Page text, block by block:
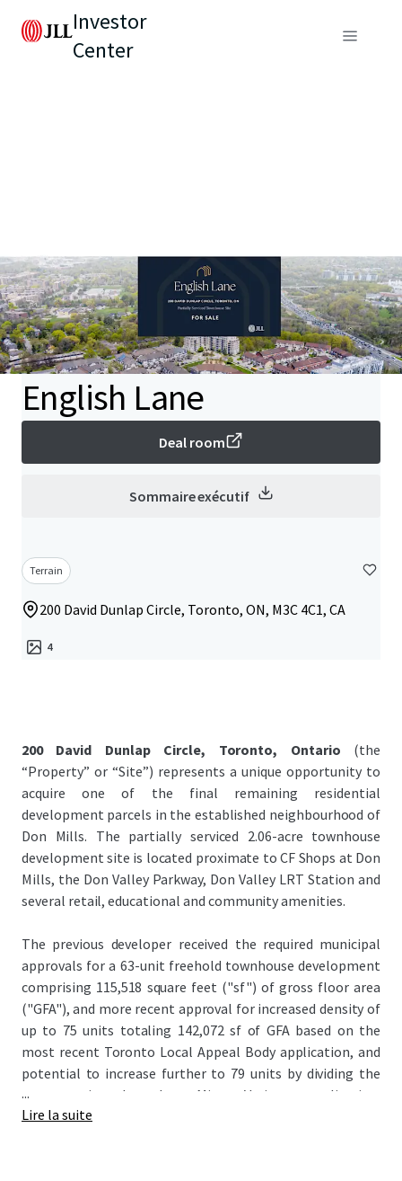
Investor
Center
English Lane
Deal room
Sommaire exécutif
Terrain
200 David Dunlap Circle, Toronto, ON, M3C 4C1, CA
4
200 David Dunlap Circle, Toronto, Ontario (the
“Property” or “Site”) represents a unique opportunity to
acquire one of the final remaining residential
development parcels in the established neighbourhood of
Don Mills. The partially serviced 2.06-acre townhouse
development site is located proximate to CF Shops at Don
Mills, the Don Valley Parkway, Don Valley LRT Station and
several retail, educational and community amenities.
The previous developer received the required municipal
approvals for a 63-unit freehold townhouse development
comprising 115,518 square feet ("sf") of gross floor area
("GFA"), and more recent approval for increased density of
up to 75 units totaling 142,072 sf of GFA based on the
most recent Toronto Local Appeal Body application, and
potential to increase further to 79 units by dividing the
corner units through a Minor Variance application.
Servicing work has been completed to date, with the
...
Lire la suite